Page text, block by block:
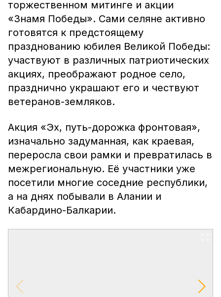
торжественном митинге и акции
«Знамя Победы». Сами селяне активно
готовятся к предстоящему
празднованию юбилея Великой Победы:
участвуют в различных патриотических
акциях, преображают родное село,
празднично украшают его и чествуют
ветеранов-земляков.
Акция «Эх, путь-дорожка фронтовая»,
изначально задуманная, как краевая,
переросла свои рамки и превратилась в
межрегиональную. Её участники уже
посетили многие соседние республики,
а на днях побывали в Алании и
Кабардино-Балкарии.